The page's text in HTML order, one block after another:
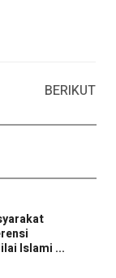
BERIKUT
Islami ...